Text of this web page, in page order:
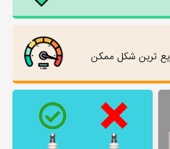
ترین شکل ممکن